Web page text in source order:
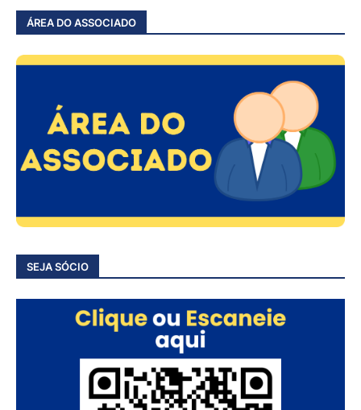
ÁREA DO ASSOCIADO
SEJA SÓCIO